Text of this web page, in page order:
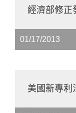
經濟部修正
01/17/2013
美國新專利